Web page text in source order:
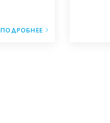
ПОДРОБНЕЕ